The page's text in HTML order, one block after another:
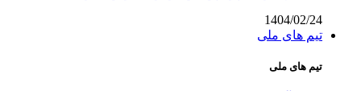
1404/02/24
تیم های ملی
تیم های ملی